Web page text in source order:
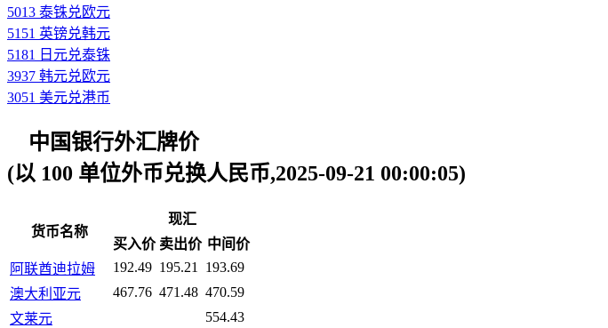
5013 泰铢兑欧元
5151 英镑兑韩元
5181 日元兑泰铢
3937 韩元兑欧元
3051 美元兑港币
中国银行外汇牌价
(以 100 单位外币兑换人民币,2025-09-21 00:00:05)
货币名称
现汇
买入价 卖出价 中间价
阿联酋迪拉姆
192.49 195.21
193.69
澳大利亚元
467.76 471.48 470.59
文莱元
554.43